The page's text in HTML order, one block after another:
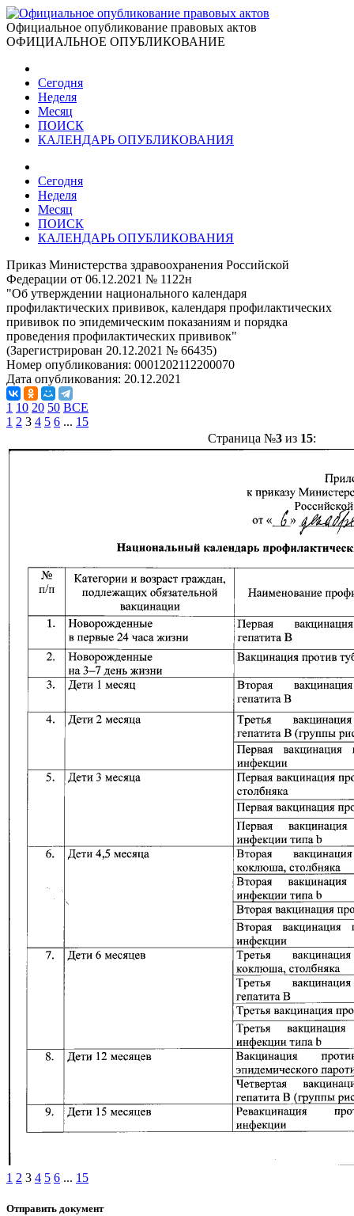
Официальное опубликование правовых актов
ОФИЦИАЛЬНОЕ ОПУБЛИКОВАНИЕ
Сегодня
Неделя
Месяц
ПОИСК
КАЛЕНДАРЬ ОПУБЛИКОВАНИЯ
Сегодня
Неделя
Месяц
ПОИСК
КАЛЕНДАРЬ ОПУБЛИКОВАНИЯ
Приказ Министерства здравоохранения Российской
Федерации от 06.12.2021 № 1122н
"Об утверждении национального календаря
профилактических прививок, календаря профилактических
прививок по эпидемическим показаниям и порядка
проведения профилактических прививок"
(Зарегистрирован 20.12.2021 № 66435)
Номер опубликования: 0001202112200070
Дата опубликования: 20.12.2021
1 10 20 50 ВСЕ
1 2 3 4 5 6 ... 15
Страница №3из 15:
1 2 3 4 5 6 ... 15
Отправить документ